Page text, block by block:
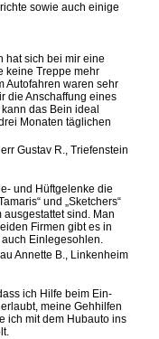
sowie auch einige
hat sich bei mir eine
keine Treppe mehr
Autofahren waren sehr
die Anschaffung eines
das Bein ideal
Monaten täglichen
Gustav R., Triefenstein
und Hüftgelenke die
und „Sketchers“
sind. Man
Firmen gibt es in
Einlegesohlen.
Annette B., Linkenheim
ich Hilfe beim Ein-
meine Gehhilfen
ich mit dem Hubauto ins